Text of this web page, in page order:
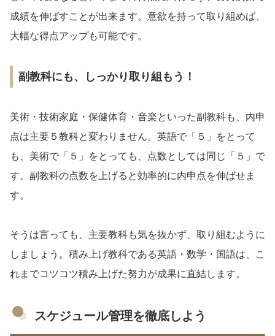
成績を伸ばすことが出来ます。意欲を持って取り組めば、
大幅な得点アップも可能です。
副教科にも、しっかり取り組もう！
美術・技術家庭・保健体育・音楽といった副教科も、内申
点は主要５教科と変わりません。英語で「５」をとって
も、美術で「５」をとっても、点数としては同じ「５」で
す。副教科の点数を上げると効率的に内申点を伸ばせま
す。
そうは言っても、主要教科も気を抜かず、取り組むように
しましょう。積み上げ教科である英語・数学・国語は、こ
れまでコツコツ積み上げた努力が成果に直結します。
スケジュール管理を徹底しよう